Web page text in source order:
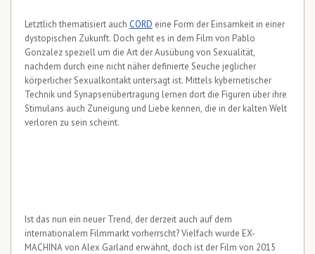
Letztlich thematisiert auch CORD eine Form der Einsamkeit in einer
dystopischen Zukunft. Doch geht es in dem Film von Pablo
Gonzalez speziell um die Art der Ausübung von Sexualität,
nachdem durch eine nicht näher definierte Seuche jeglicher
körperlicher Sexualkontakt untersagt ist. Mittels kybernetischer
Technik und Synapsenübertragung lernen dort die Figuren über ihre
Stimulans auch Zuneigung und Liebe kennen, die in der kalten Welt
verloren zu sein scheint.
Ist das nun ein neuer Trend, der derzeit auch auf dem
internationalem Filmmarkt vorherrscht? Vielfach wurde EX-
MACHINA von Alex Garland erwähnt, doch ist der Film von 2015